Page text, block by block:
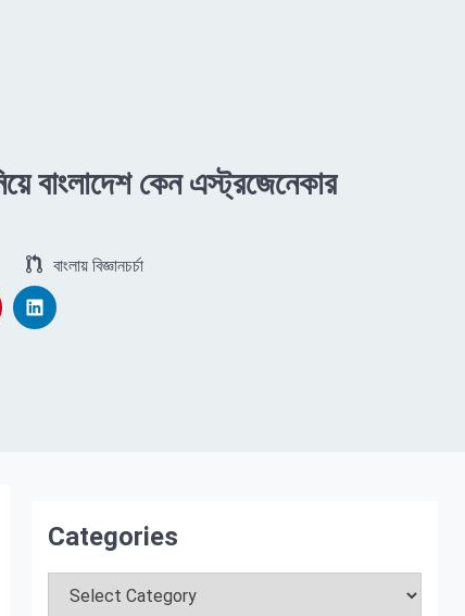
বাংলাদেশ কেন এস্ট্রজেনেকার
বাংলায় বিজ্ঞানচর্চা
Categories